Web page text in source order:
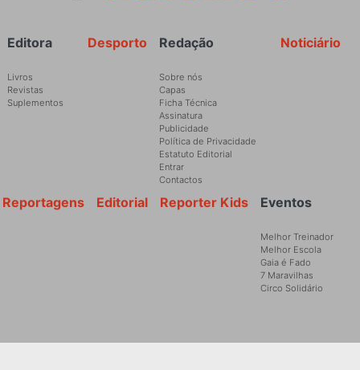
Rodapé Noticiário
Redação
Sobre nós
Capas
Ficha Técnica
Assinatura
Publicidade
Política de Privacidade
Estatuto Editorial
Entrar
Contactos
Desporto
Editora
Livros
Revistas
Suplementos
Eventos
Melhor Treinador
Melhor Escola
Gaia é Fado
7 Maravilhas
Circo Solidário
Reporter Kids
Editorial
Reportagens